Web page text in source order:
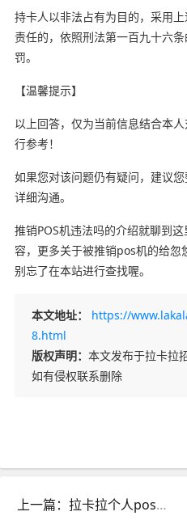
持卡人以非法占有为目的，采用
责任的，依照刑法第一百九十六
罚。
【温馨提示】
以上回答，仅为当前信息结合本
行参考！
如果您对该问题仍有疑问，建议
详细沟通。
推销POS机违法吗的介绍就聊到
容，更多关于被推销pos机的给忽
别忘了在本站进行查找喔。
本文地址：
https://
8.html
版权声明： 本文发布于拉卡拉
如有侵权联系删除
上一篇：拉卡拉个人pos机合法吗_拉卡拉pos机个人用